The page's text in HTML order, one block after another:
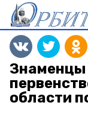
Знаменцы
области